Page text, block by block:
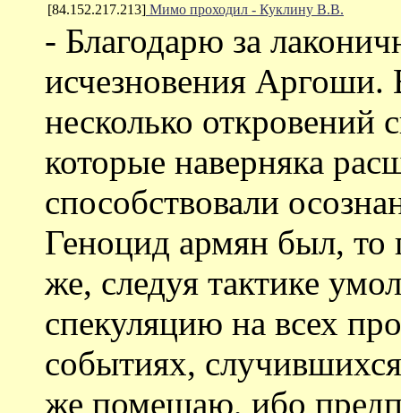
[84.152.217.213] Мимо проходил - Куклину В.В.
- Благодарю за
исчезновения Аргоши.
несколько откровений
которые наверняка
способствовали
Геноцид армян был, то
же, следуя тактике
спекуляцию на всех
событиях,
же помещаю, ибо